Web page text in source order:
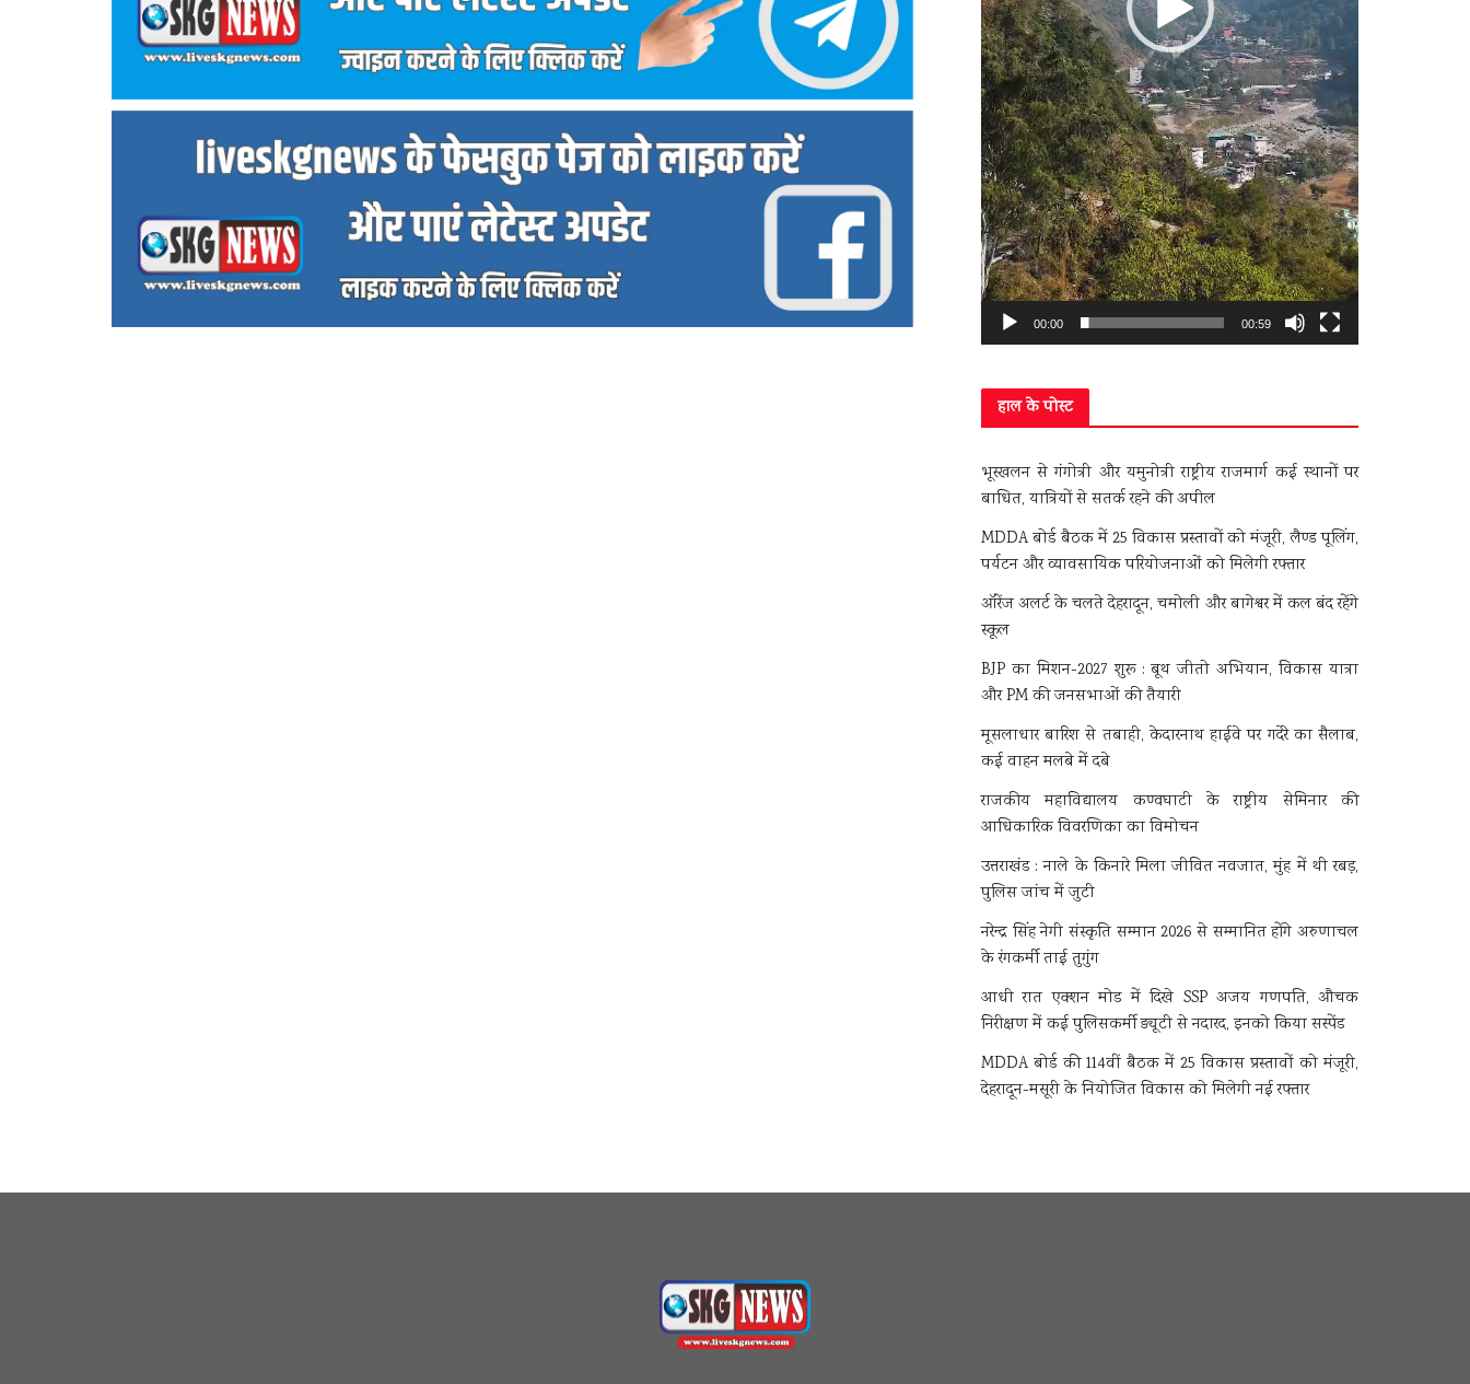
00:00 00:59
हाल के पोस्ट
भूस्खलन से गंगोत्री और यमुनोत्री राष्ट्रीय राजमार्ग कई स्थानों पर
बाधित, यात्रियों से सतर्क रहने की अपील
MDDA बोर्ड बैठक में 25 विकास प्रस्तावों को मंजूरी, लैण्ड पूलिंग,
पर्यटन और व्यावसायिक परियोजनाओं को मिलेगी रफ्तार
ऑरेंज अलर्ट के चलते देहरादून, चमोली और बागेश्वर में कल बंद रहेंगे
स्कूल
BJP का मिशन-2027 शुरू : बूथ जीतो अभियान, विकास यात्रा
और PM की जनसभाओं की तैयारी
मूसलाधार बारिश से तबाही, केदारनाथ हाईवे पर गदेरे का सैलाब,
कई वाहन मलबे में दबे
राजकीय महाविद्यालय कण्वघाटी के राष्ट्रीय सेमिनार की
आधिकारिक विवरणिका का विमोचन
उत्तराखंड : नाले के किनारे मिला जीवित नवजात, मुंह में थी रबड़,
पुलिस जांच में जुटी
नरेन्द्र सिंह नेगी संस्कृति सम्मान 2026 से सम्मानित होंगे अरुणाचल
के रंगकर्मी ताई तुगुंग
आधी रात एक्शन मोड में दिखे SSP अजय गणपति, औचक
निरीक्षण में कई पुलिसकर्मी ड्यूटी से नदारद, इनको किया सस्पेंड
MDDA बोर्ड की 114वीं बैठक में 25 विकास प्रस्तावों को मंजूरी,
देहरादून-मसूरी के नियोजित विकास को मिलेगी नई रफ्तार